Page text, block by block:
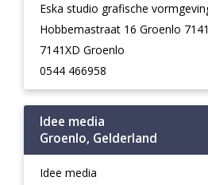
Eska studio grafische
Hobbemastraat 16 Groenlo
7141XD Groenlo
0544 466958
Idee media
Groenlo, Gelderland
Idee media